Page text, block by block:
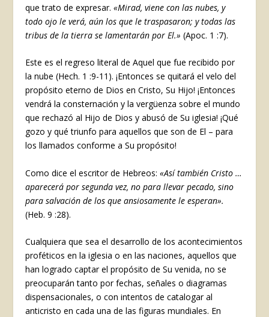
que trato de expresar.«Mirad, viene con las nubes, y
todo ojo le verá, aún los que le traspasaron; y todas las
tribus de la tierra se lamentarán por El.» (Apoc. 1 :7).
Este es el regreso literal de Aquel que fue recibido por
la nube (Hech. 1 :9-11). ¡Entonces se quitará el velo del
propósito eterno de Dios en Cristo, Su Hijo! ¡Entonces
vendrá la consternación y la vergüenza sobre el mundo
que rechazó al Hijo de Dios y abusó de Su iglesia! ¡Qué
gozo y qué triunfo para aquellos que son de El – para
los llamados conforme a Su propósito!
Como dice el escritor de Hebreos:«Así también Cristo …
aparecerá por segunda vez, no para llevar pecado, sino
para salvación de los que ansiosamente le esperan».
(Heb. 9 :28).
Cualquiera que sea el desarrollo de los acontecimientos
proféticos en la iglesia o en las naciones, aquellos que
han logrado captar el propósito de Su venida, no se
preocuparán tanto por fechas, señales o diagramas
dispensacionales, o con intentos de catalogar al
anticristo en cada una de las figuras mundiales. En